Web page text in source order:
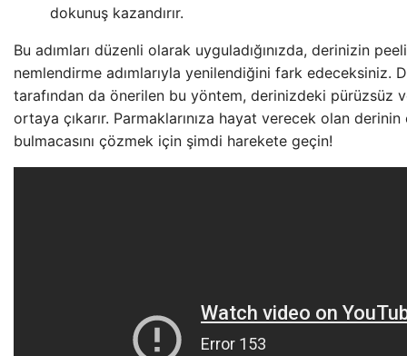
dokunuş kazandırır.
Bu adımları düzenli olarak uyguladığınızda, derinizin
nemlendirme adımlarıyla yenilendiğini fark edeceksiniz.
tarafından da önerilen bu yöntem, derinizdeki pürüzsüz
ortaya çıkarır. Parmaklarınıza hayat verecek olan derinin
bulmacasını çözmek için şimdi harekete geçin!